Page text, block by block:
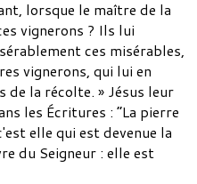
lorsque le maître de la
vignerons ? Ils lui
ces misérables,
vignerons, qui lui en
la récolte. » Jésus leur
les Écritures : “La pierre
elle qui est devenue la
du Seigneur : elle est